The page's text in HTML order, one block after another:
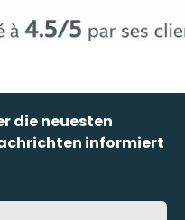
die neuesten
informiert